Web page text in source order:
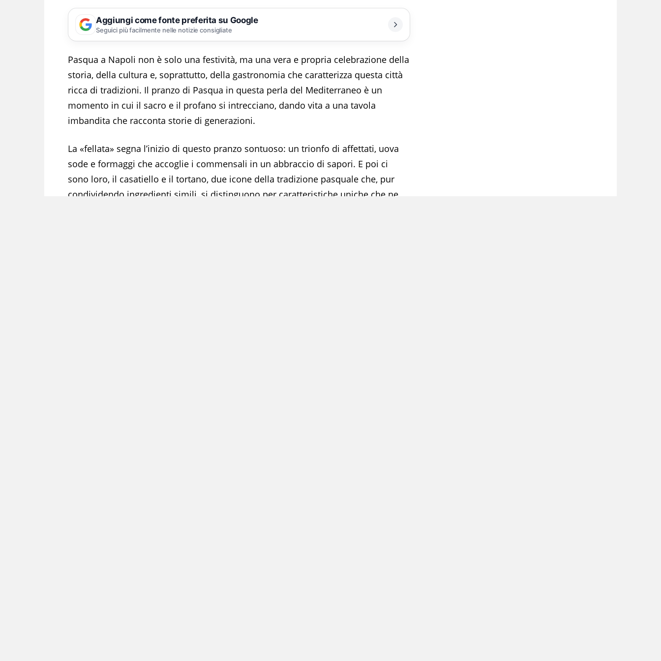
Aggiungi come fonte preferita su Google
Seguici più facilmente nelle notizie consigliate
Pasqua a Napoli non è solo una festività, ma una vera e propria celebrazione della
storia, della cultura e, soprattutto, della gastronomia che caratterizza questa città
ricca di tradizioni. Il pranzo di Pasqua in questa perla del Mediterraneo è un
momento in cui il sacro e il profano si intrecciano, dando vita a una tavola
imbandita che racconta storie di generazioni.
La «fellata» segna l’inizio di questo pranzo sontuoso: un trionfo di affettati, uova
sode e formaggi che accoglie i commensali in un abbraccio di sapori. E poi ci
sono loro, il casatiello e il tortano, due icone della tradizione pasquale che, pur
condividendo ingredienti simili, si distinguono per caratteristiche uniche che ne